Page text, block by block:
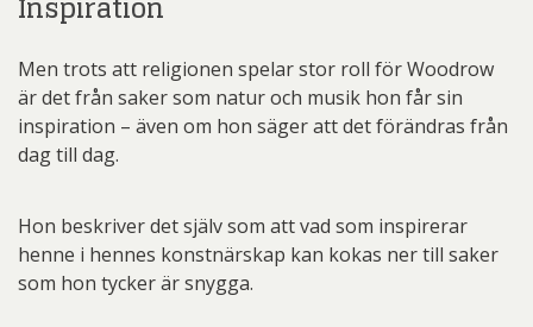
Men trots att religionen spelar stor roll för Woodrow
är det från saker som natur och musik hon får sin
inspiration – även om hon säger att det förändras från
dag till dag.
Hon beskriver det själv som att vad som inspirerar
henne i hennes konstnärskap kan kokas ner till saker
som hon tycker är snygga.